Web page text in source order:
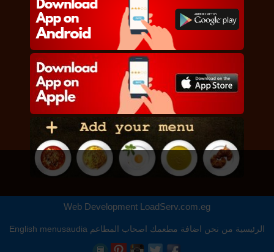
Web Development LoadServ.com.eg
الرئيسية من نحن اضافة مطعمك اصحاب المطاعم menusaudia
English